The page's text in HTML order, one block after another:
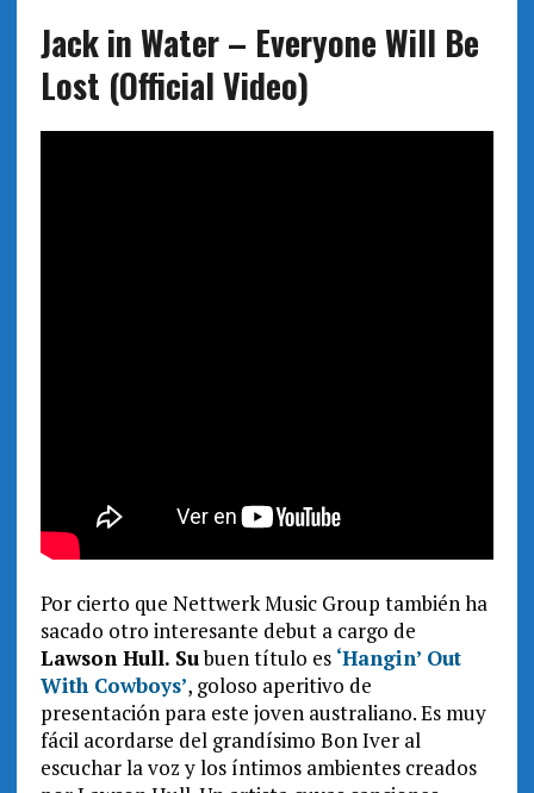
Jack in Water – Everyone Will Be
Lost (Official Video)
Por cierto que Nettwerk Music Group también ha
sacado otro interesante debut a cargo de
Lawson Hull. Subuen título es ‘Hangin’ Out
With Cowboys’, goloso aperitivo de
presentación para este joven australiano. Es muy
fácil acordarse del grandísimo Bon Iver al
escuchar la voz y los íntimos ambientes creados